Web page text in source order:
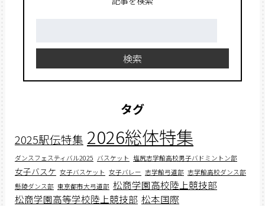
検索
タグ
2025駅伝特集 2026総体特集
ダンスフェスティバル2025 バスケット 塩尻志学館高校男子バドミントン部
女子バスケ 女子バスケット 女子バレー 志学館弓道部 志学館高校ダンス部
懸陵ダンス部 東京都市大弓道部 松商学園高校陸上競技部
松商学園高等学校陸上競技部 松本国際